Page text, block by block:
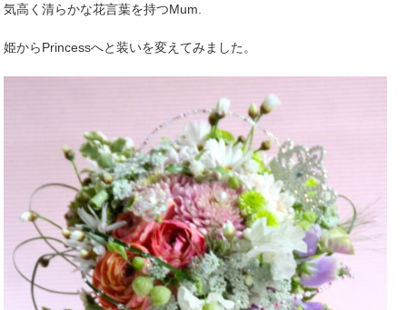
気高く清らかな花言葉を持つMum.
姫からPrincessへと装いを変えてみました。